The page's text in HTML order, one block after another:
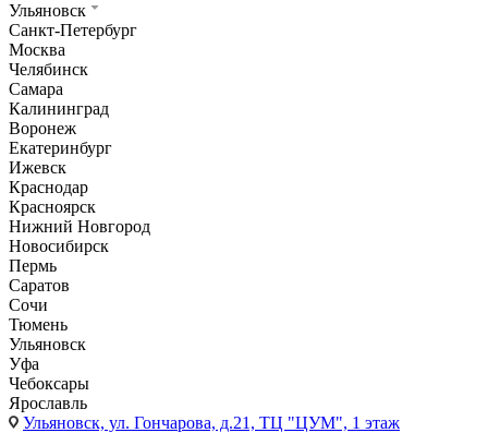
Ульяновск
Санкт-Петербург
Москва
Челябинск
Самара
Калининград
Воронеж
Екатеринбург
Ижевск
Краснодар
Красноярск
Нижний Новгород
Новосибирск
Пермь
Саратов
Сочи
Тюмень
Ульяновск
Уфа
Чебоксары
Ярославль
Ульяновск, ул. Гончарова, д.21, ТЦ "ЦУМ", 1 этаж